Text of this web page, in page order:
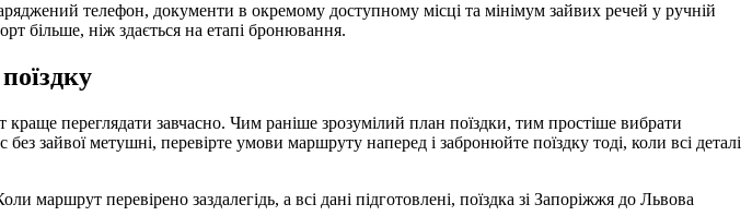
телефон, документи в окремому доступному місці та мінімум зайвих речей у ручній
більше, ніж здається на етапі бронювання.
переглядати завчасно. Чим раніше зрозумілий план поїздки, тим простіше вибрати
зайвої метушні, перевірте умови маршруту наперед і забронюйте поїздку тоді, коли всі деталі
перевірено заздалегідь, а всі дані підготовлені, поїздка зі Запоріжжя до Львова